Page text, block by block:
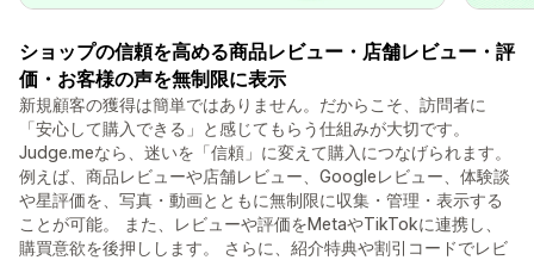
ショップの信頼を高める商品レビュー・店舗レビュー・評
価・お客様の声を無制限に表示
新規顧客の獲得は簡単ではありません。だからこそ、訪問者に
「安心して購入できる」と感じてもらう仕組みが大切です。
Judge.meなら、迷いを「信頼」に変えて購入につなげられます。
例えば、商品レビューや店舗レビュー、Googleレビュー、体験談
や星評価を、写真・動画とともに無制限に収集・管理・表示する
ことが可能。 また、レビューや評価をMetaやTikTokに連携し、
購買意欲を後押しします。 さらに、紹介特典や割引コードでレビ